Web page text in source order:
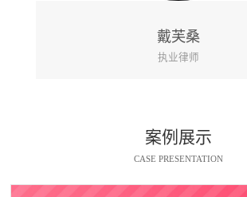
黄山
执业律师
案例展示
CASE PRESENTATION